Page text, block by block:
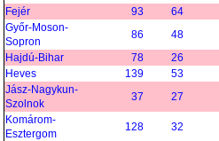
Fejér
93 64
Győr-Moson-
Sopron
86 48
Hajdú-Bihar
78 26
Heves
139 53
Jász-Nagykun-
Szolnok
37 27
Komárom-
Esztergom
128 32